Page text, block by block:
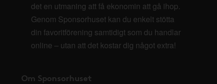
det en utmaning att få ekonomin att gå ihop.
Genom Sponsorhuset kan du enkelt stötta
din favoritförening samtidigt som du handlar
online – utan att det kostar dig något extra!
Om Sponsorhuset